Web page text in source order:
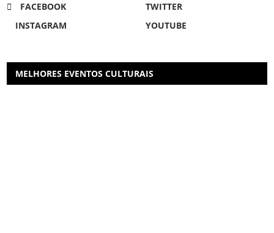
FACEBOOK
TWITTER
INSTAGRAM
YOUTUBE
MELHORES EVENTOS CULTURAIS